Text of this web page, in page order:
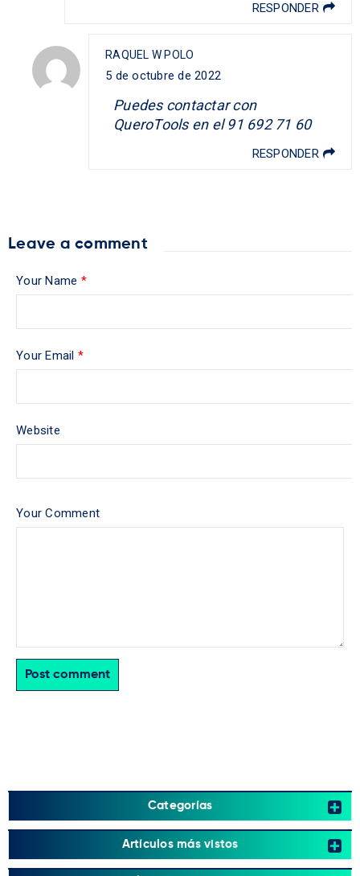
RESPONDER
RAQUEL W POLO
5 de octubre de 2022
Puedes contactar con
QueroTools en el 91 692 71 60
RESPONDER
Leave a comment
Your Name *
Your Email *
Website
Your Comment
Post comment
Categorías
Artículos más vistos